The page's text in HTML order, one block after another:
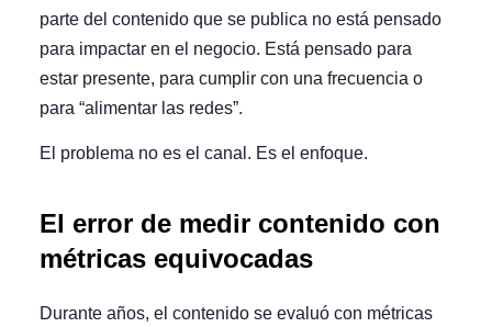
parte del contenido que se publica no está pensado
para impactar en el negocio. Está pensado para
estar presente, para cumplir con una frecuencia o
para “alimentar las redes”.
El problema no es el canal. Es el enfoque.
El error de medir contenido con
métricas equivocadas
Durante años, el contenido se evaluó con métricas